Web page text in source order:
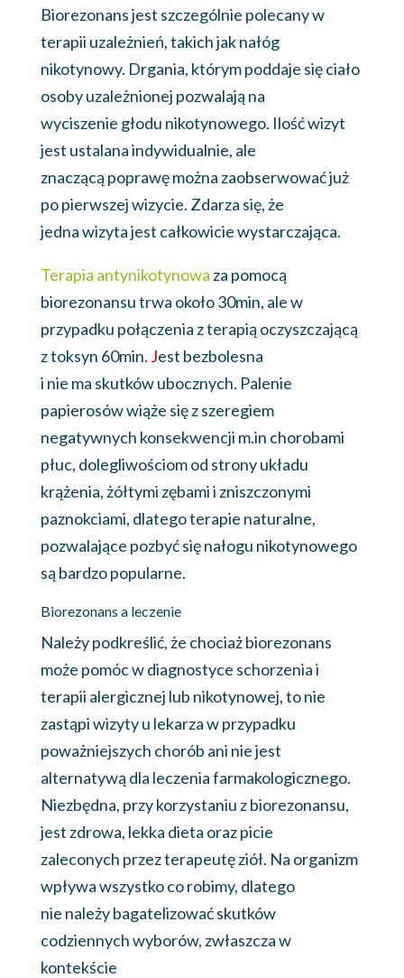
Biorezonans jest szczególnie polecany w
terapii uzależnień, takich jak nałóg
nikotynowy. Drgania, którym poddaje się ciało
osoby uzależnionej pozwalają na
wyciszenie głodu nikotynowego. Ilość wizyt
jest ustalana indywidualnie, ale
znaczącą poprawę można zaobserwować już
po pierwszej wizycie. Zdarza się, że
jedna wizyta jest całkowicie wystarczająca.
Terapia antynikotynowa za pomocą
biorezonansu trwa około 30min, ale w
przypadku połączenia z terapią oczyszczającą
z toksyn 60min. Jest bezbolesna
i nie ma skutków ubocznych. Palenie
papierosów wiąże się z szeregiem
negatywnych konsekwencji m.in chorobami
płuc, dolegliwościom od strony układu
krążenia, żółtymi zębami i zniszczonymi
paznokciami, dlatego terapie naturalne,
pozwalające pozbyć się nałogu nikotynowego
są bardzo popularne.
Biorezonans a leczenie
Należy podkreślić, że chociaż biorezonans
może pomóc w diagnostyce schorzenia i
terapii alergicznej lub nikotynowej, to nie
zastąpi wizyty u lekarza w przypadku
poważniejszych chorób ani nie jest
alternatywą dla leczenia farmakologicznego.
Niezbędna, przy korzystaniu z biorezonansu,
jest zdrowa, lekka dieta oraz picie
zaleconych przez terapeutę ziół. Na organizm
wpływa wszystko co robimy, dlatego
nie należy bagatelizować skutków
codziennych wyborów, zwłaszcza w
kontekście